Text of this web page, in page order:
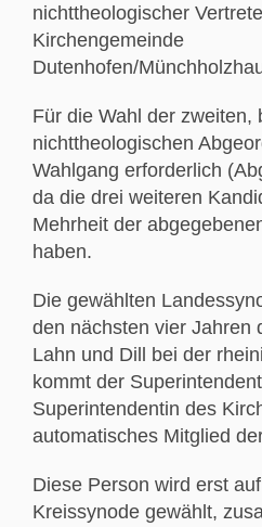
nichttheologischer
Kirchengemeinde
Dutenhofen/
Für die Wahl der zweiten,
nichttheologischen
Wahlgang erforderlich
da die drei weiteren
Mehrheit der
haben.
Die gewählten
den nächsten vier Jahren
Lahn und Dill bei der
kommt der
Superintendentin des
automatisches Mitglied
Diese Person wird erst
Kreissynode gewählt,